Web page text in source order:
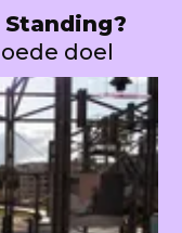
Standing?
doel